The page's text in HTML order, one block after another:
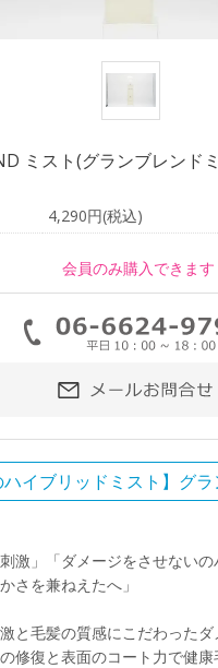
ミスト(グランブレンド
4,290円(税込)
会員のみ購入できます
ハイブリッドミスト】グ
刺激」「ダメージをさせない
さを兼ねえたへ」
と⽑髪の質感にこだわったダ
修復と表⾯のコート⼒で健康